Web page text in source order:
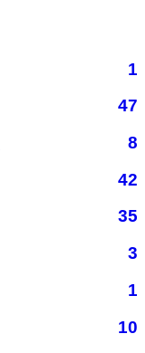
1
47
8
42
35
3
1
10